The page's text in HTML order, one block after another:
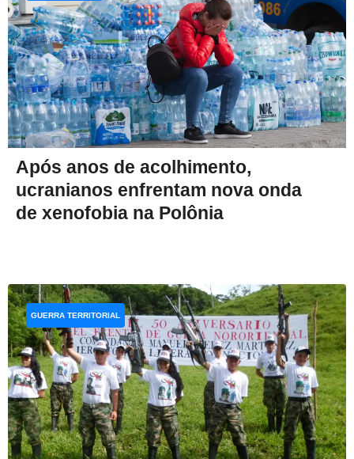
Após anos de acolhimento,
ucranianos enfrentam nova onda
de xenofobia na Polônia
GUERRA TERRITORIAL